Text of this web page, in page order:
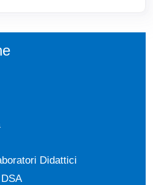
Didattici